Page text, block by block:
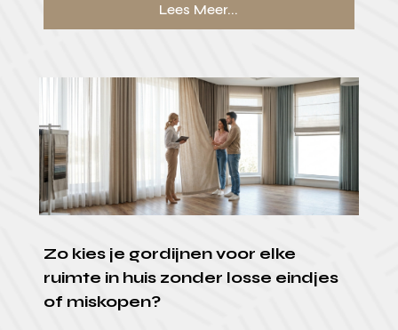
Lees Meer...
Zo kies je gordijnen voor elke
ruimte in huis zonder losse eindjes
of miskopen?